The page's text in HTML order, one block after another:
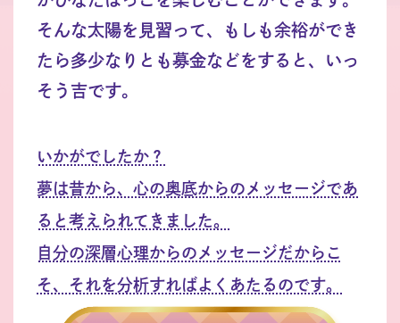
そんな太陽を見習って、もしも余裕ができ
たら多少なりとも募金などをすると、いっ
そう吉です。
いかがでしたか？
夢は昔から、心の奥底からのメッセージであ
ると考えられてきました。
自分の深層心理からのメッセージだからこ
そ、それを分析すればよくあたるのです。